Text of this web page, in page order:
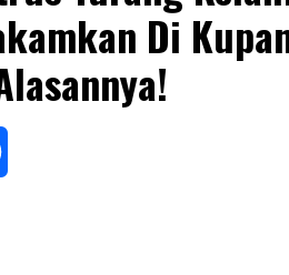
Di